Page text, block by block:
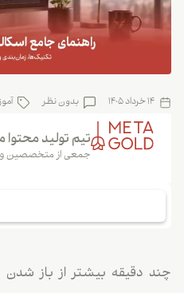
14 خرداد 1405 بدون نظر
تیم تولید محتوا
جمعی از متخصصین و
چند دقیقه بیشتر از باز